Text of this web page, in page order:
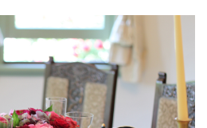
ル)